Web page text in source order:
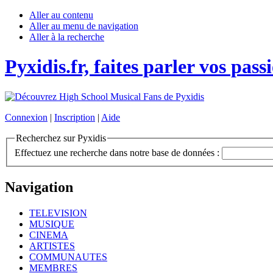
Aller au contenu
Aller au menu de navigation
Aller à la recherche
Pyxidis.fr, faites parler vos
Connexion | Inscription | Aide
Recherchez sur Pyxidis
Effectuez une recherche dans notre base de données :
Navigation
TELEVISION
MUSIQUE
CINEMA
ARTISTES
COMMUNAUTES
MEMBRES